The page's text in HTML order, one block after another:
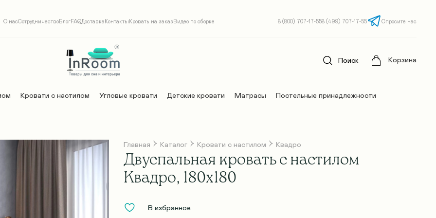
О насСотрудничествоБлогFAQДоставка Контакты Кровать на заказ Видео по сборке 8 (800) 707-17-558 (499) 707-17-55 Спросите нас
Поиск Корзина
Кровати с настилом Угловые кровати Детские кровати Матрасы Постельные принадлежности
Главная Каталог Кровати с настилом Квадро
Двуспальная кровать с настилом
Квадро, 180х180
В избранное